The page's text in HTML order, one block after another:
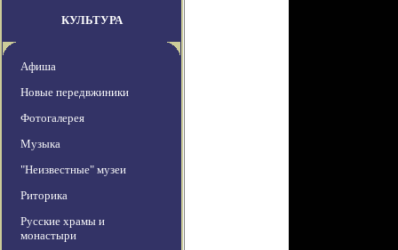
КУЛЬТУРА
Афиша
Новые передвжиники
Фотогалерея
Музыка
"Неизвестные" музеи
Риторика
Русские храмы и
монастыри